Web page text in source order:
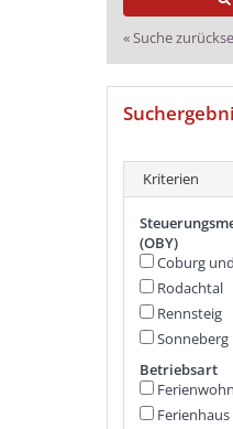
« Suche
Kriterien
(OBY)
Coburg
Rodachtal
Rennsteig
Betriebsart
Ferienhaus